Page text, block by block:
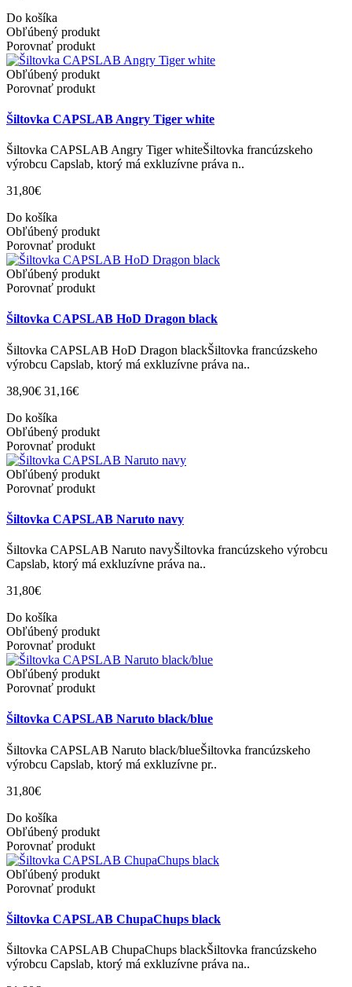
Do košíka
Obľúbený produkt
Porovnať produkt
Obľúbený produkt
Porovnať produkt
Šiltovka CAPSLAB Angry Tiger white
Šiltovka CAPSLAB Angry Tiger whiteŠiltovka francúzskeho
výrobcu Capslab, ktorý má exkluzívne práva n..
31,80€
Do košíka
Obľúbený produkt
Porovnať produkt
Obľúbený produkt
Porovnať produkt
Šiltovka CAPSLAB HoD Dragon black
Šiltovka CAPSLAB HoD Dragon blackŠiltovka francúzskeho
výrobcu Capslab, ktorý má exkluzívne práva na..
38,90€ 31,16€
Do košíka
Obľúbený produkt
Porovnať produkt
Obľúbený produkt
Porovnať produkt
Šiltovka CAPSLAB Naruto navy
Šiltovka CAPSLAB Naruto navyŠiltovka francúzskeho výrobcu
Capslab, ktorý má exkluzívne práva na..
31,80€
Do košíka
Obľúbený produkt
Porovnať produkt
Obľúbený produkt
Porovnať produkt
Šiltovka CAPSLAB Naruto black/blue
Šiltovka CAPSLAB Naruto black/blueŠiltovka francúzskeho
výrobcu Capslab, ktorý má exkluzívne pr..
31,80€
Do košíka
Obľúbený produkt
Porovnať produkt
Obľúbený produkt
Porovnať produkt
Šiltovka CAPSLAB ChupaChups black
Šiltovka CAPSLAB ChupaChups blackŠiltovka francúzskeho
výrobcu Capslab, ktorý má exkluzívne práva na..